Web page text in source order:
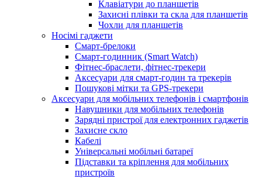
Клавіатури до планшетів
Захисні плівки та скла для планшетів
Чохли для планшетів
Носімі гаджети
Смарт-брелоки
Смарт-годинник (Smart Watch)
Фітнес-браслети, фітнес-трекери
Аксесуари для смарт-годин та трекерів
Пошукові мітки та GPS-трекери
Аксесуари для мобільних телефонів і смартфонів
Навушники для мобільних телефонів
Зарядні пристрої для електронних гаджетів
Захисне скло
Кабелі
Універсальні мобільні батареї
Підставки та кріплення для мобільних
пристроїв